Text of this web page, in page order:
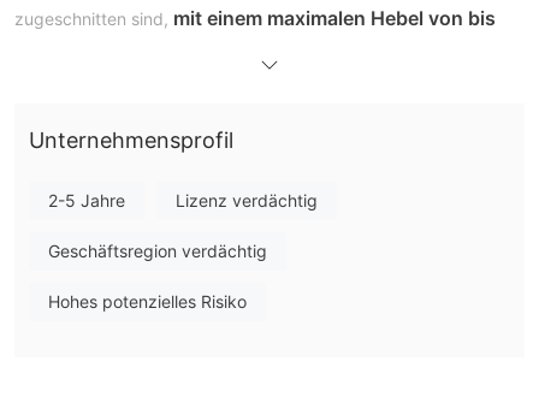
zugeschnitten sind, mit einem maximalen Hebel von bis
Zahlungsmethoden umfassen Kryptowährungen,
Bildungsressourcen wie Artikel und Videos zur Unterstützung
AGlobalTradeoperiert außerhalb des regulatorischen
Unternehmensprofil
2-5 Jahre Lizenz verdächtig
Geschäftsregion verdächtig
Hohes potenzielles Risiko